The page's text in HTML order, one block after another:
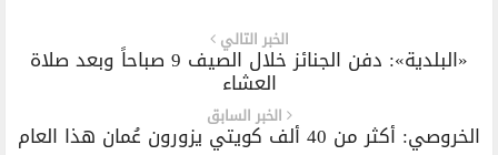
الخبر التالي
«البلدية»: دفن الجنائز خلال الصيف 9 صباحاً وبعد صلاة
العشاء
الخبر السابق
الخروصي: أكثر من 40 ألف كويتي يزورون عُمان هذا العام